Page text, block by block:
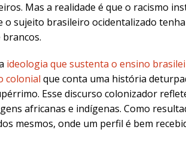
Mas a realidade é que o racismo
o sujeito brasileiro ocidentalizado
ideologia que sustenta o ensino
colonial que conta uma história
Esse discurso colonizador
africanas e indígenas. Como
mesmos, onde um perfil é bem